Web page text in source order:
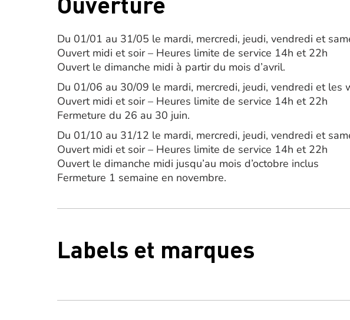
Du 01/01 au 31/05 le mardi, mercredi, jeudi, vendredi et
Ouvert midi et soir – Heures limite de service 14h et 22h
Ouvert le dimanche midi à partir du mois d’avril.
Du 01/06 au 30/09 le mardi, mercredi, jeudi, vendredi et les
Ouvert midi et soir – Heures limite de service 14h et 22h
Fermeture du 26 au 30 juin.
Du 01/10 au 31/12 le mardi, mercredi, jeudi, vendredi et
Ouvert midi et soir – Heures limite de service 14h et 22h
Ouvert le dimanche midi jusqu’au mois d’octobre inclus
Fermeture 1 semaine en novembre.
Labels et marques